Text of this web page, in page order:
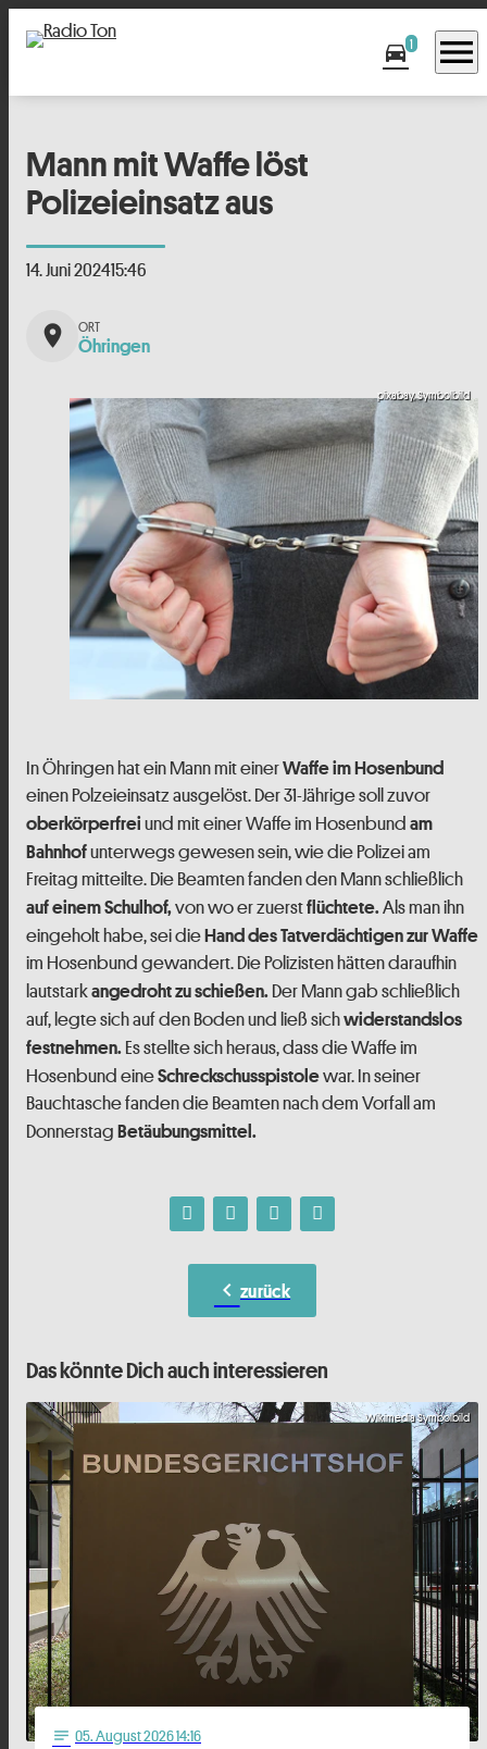
directions_car1 menu
Mann mit Waffe löst
Polizeieinsatz aus
14. Juni 202415:46
place Öhringen
pixabay, Symbolbild
In Öhringen hat ein Mann mit einerWaffe im Hosenbund
einen Polzeieinsatz ausgelöst. Der 31-Jährige soll zuvor
oberkörperfrei und mit einer Waffe im Hosenbund am
Bahnhofunterwegs gewesen sein, wie die Polizei am
Freitag mitteilte. Die Beamten fanden den Mann schließlich
auf einem Schulhof,von wo er zuerstflüchtete.Als man ihn
eingeholt habe, sei dieHand des Tatverdächtigen zur Waffe
im Hosenbund gewandert. Die Polizisten hätten daraufhin
lautstarkangedroht zu schießen. Der Mann gab schließlich
auf, legte sich auf den Boden und ließ sichwiderstandslos
festnehmen. Es stellte sich heraus, dass die Waffe im
Hosenbund eineSchreckschusspistolewar. In seiner
Bauchtasche fanden die Beamten nach dem Vorfall am
Donnerstag Betäubungsmittel.
chevron_left zurück
Das könnte Dich auch interessieren
Wikimedia Symbolbild
notes 05. August 2026 14:16